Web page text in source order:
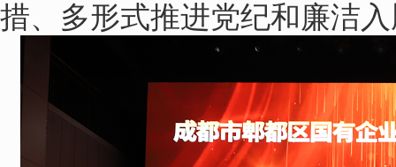
措、多形式推进党纪和廉洁